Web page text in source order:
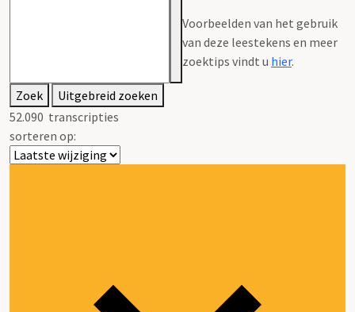
Voorbeelden van het gebruik
van deze leestekens en meer
zoektips vindt u hier.
Zoek
Uitgebreid zoeken
52.090 transcripties
sorteren op: